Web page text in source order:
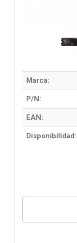
Marca:
P/N:
EAN:
Disponibilidad: